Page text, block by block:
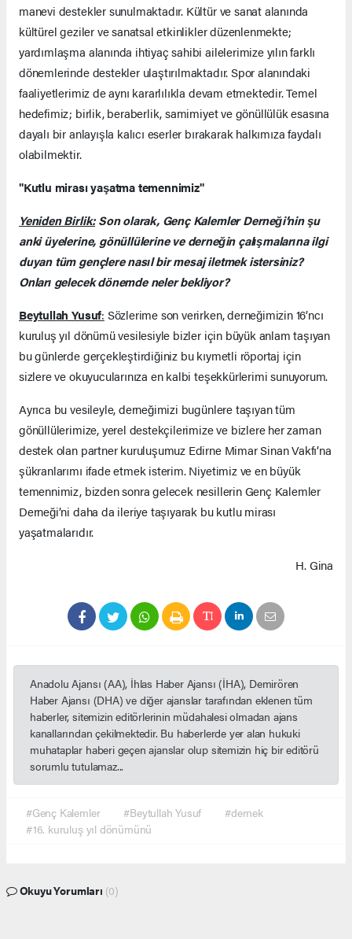
manevi destekler sunulmaktadır. Kültür ve sanat alanında
kültürel geziler ve sanatsal etkinlikler düzenlenmekte;
yardımlaşma alanında ihtiyaç sahibi ailelerimize yılın farklı
dönemlerinde destekler ulaştırılmaktadır. Spor alanındaki
faaliyetlerimiz de aynı kararlılıkla devam etmektedir. Temel
hedefimiz; birlik, beraberlik, samimiyet ve gönüllülük esasına
dayalı bir anlayışla kalıcı eserler bırakarak halkımıza faydalı
olabilmektir.
"Kutlu mirası yaşatma temennimiz"
Yeniden Birlik:Son olarak, Genç Kalemler Derneği’nin şu
anki üyelerine, gönüllülerine ve derneğin çalışmalarına ilgi
duyan tüm gençlere nasıl bir mesaj iletmek istersiniz?
Onları gelecek dönemde neler bekliyor?
Beytullah Yusuf: Sözlerime son verirken, derneğimizin 16’ncı
kuruluş yıl dönümü vesilesiyle bizler için büyük anlam taşıyan
bu günlerde gerçekleştirdiğiniz bu kıymetli röportaj için
sizlere ve okuyucularınıza en kalbi teşekkürlerimi sunuyorum.
Ayrıca bu vesileyle, derneğimizi bugünlere taşıyan tüm
gönüllülerimize, yerel destekçilerimize ve bizlere her zaman
destek olan partner kuruluşumuz Edirne Mimar Sinan Vakfı’na
şükranlarımı ifade etmek isterim. Niyetimiz ve en büyük
temennimiz, bizden sonra gelecek nesillerin Genç Kalemler
Derneği’ni daha da ileriye taşıyarak bu kutlu mirası
yaşatmalarıdır.
H. Gina
Anadolu Ajansı (AA), İhlas Haber Ajansı (İHA), Demirören
Haber Ajansı (DHA) ve diğer ajanslar tarafından eklenen tüm
haberler, sitemizin editörlerinin müdahalesi olmadan ajans
kanallarından çekilmektedir. Bu haberlerde yer alan hukuki
muhataplar haberi geçen ajanslar olup sitemizin hiç bir editörü
sorumlu tutulamaz...
#Genç Kalemler #Beytullah Yusuf
#dernek
#16. kuruluş yıl dönümünü
Okuyu Yorumları (0)